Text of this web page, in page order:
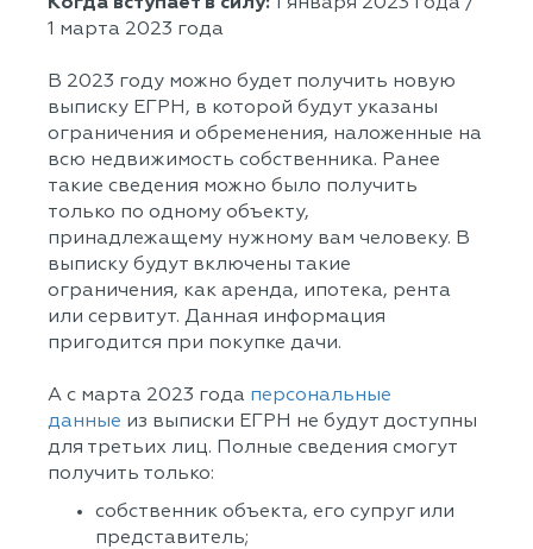
1 марта 2023 года
В 2023 году можно будет получить новую
выписку ЕГРН, в которой будут указаны
ограничения и обременения, наложенные на
всю недвижимость собственника. Ранее
такие сведения можно было получить
только по одному объекту,
принадлежащему нужному вам человеку. В
выписку будут включены такие
ограничения, как аренда, ипотека, рента
или сервитут. Данная информация
пригодится при покупке дачи.
А с марта 2023 года персональные
данные из выписки ЕГРН не будут доступны
для третьих лиц. Полные сведения смогут
получить только:
собственник объекта, его супруг или
представитель;